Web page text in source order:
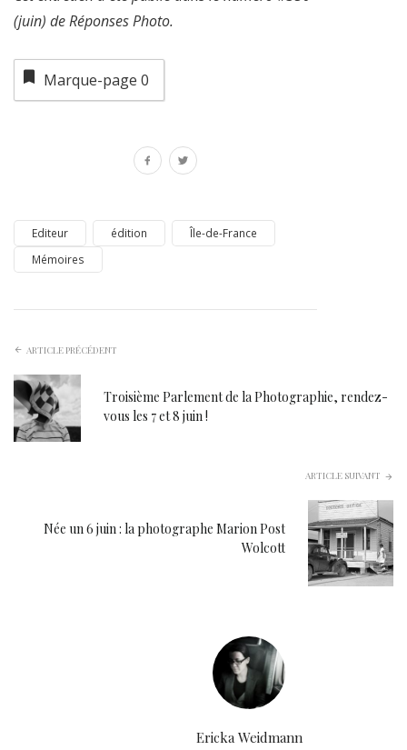
(juin) de Réponses Photo.
Marque-page 0
Editeur édition
Île-de-France
Mémoires
ARTICLE PRÉCÉDENT
Troisième Parlement de la Photographie, rendez-
vous les 7 et 8 juin !
ARTICLE SUIVANT
Née un 6 juin : la photographe Marion Post
Wolcott
Ericka Weidmann